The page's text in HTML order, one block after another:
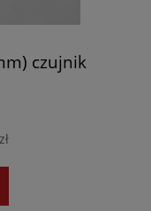
czujnik